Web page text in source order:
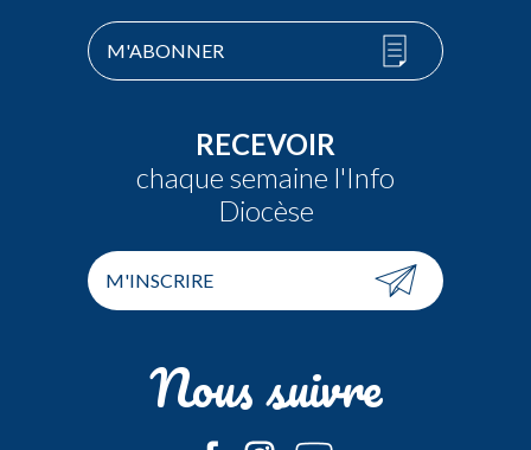
M'ABONNER
RECEVOIR
chaque semaine l'Info
Diocèse
M'INSCRIRE
Nous suivre